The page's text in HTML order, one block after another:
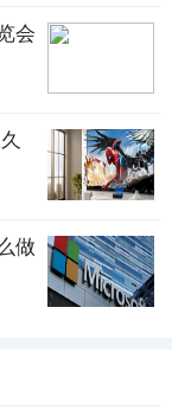
会
做